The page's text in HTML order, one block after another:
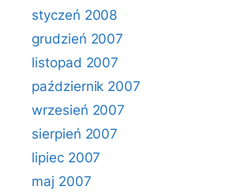
styczeń 2008
grudzień 2007
listopad 2007
październik 2007
wrzesień 2007
sierpień 2007
lipiec 2007
maj 2007